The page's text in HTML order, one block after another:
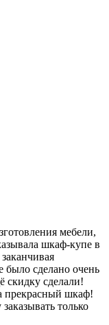
мебели,
шкаф-купе в
сделано очень
скидку сделали!
прекрасный шкаф!
только